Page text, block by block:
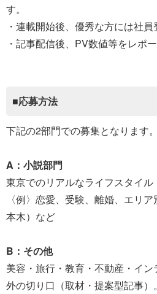
す。
・連載開始後、優秀な方には社員
・記事配信後、PV数値等をレポー
■応募方法
下記の2部門での募集となります。
A：小説部門
東京でのリアルなライフスタイル
〈例〉恋愛、受験、離婚、エリ
本木）など
B：その他
美容・旅行・教育・不動産・イ
外の切り口（取材・提案型記事）。